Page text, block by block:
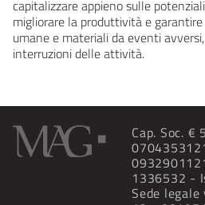
capitalizzare appieno sulle
migliorare la produttività e
umane e materiali da eventi
interruzioni delle attività.
Cap. Soc.
1336532 -
Sede